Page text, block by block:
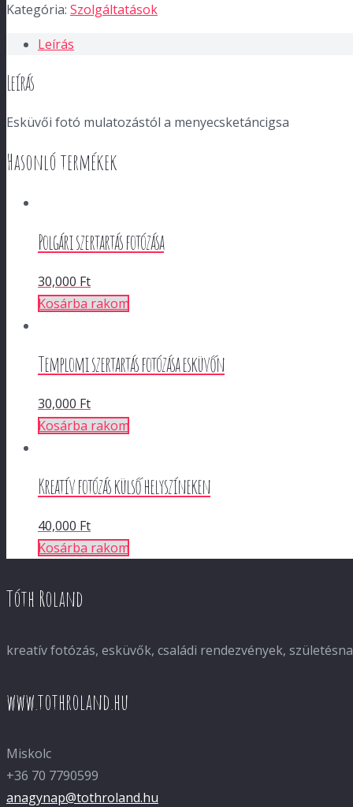
Kategória: Szolgáltatások
Leírás
Leírás
Esküvői fotó mulatozástól a menyecsketáncigsa
Hasonló termékek
Polgári szertartás fotózása
30,000 Ft
Kosárba rakom
Templomi szertartás fotózása esküvőn
30,000 Ft
Kosárba rakom
Kreatív fotózás külső helyszíneken
40,000 Ft
Kosárba rakom
Tóth Roland
kreatív fotózás, esküvők, családi rendezvények,
www.tothroland.hu
Miskolc
+36 70 7790599
anagynap@tothroland.hu